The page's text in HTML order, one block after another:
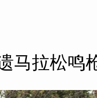
马拉松鸣